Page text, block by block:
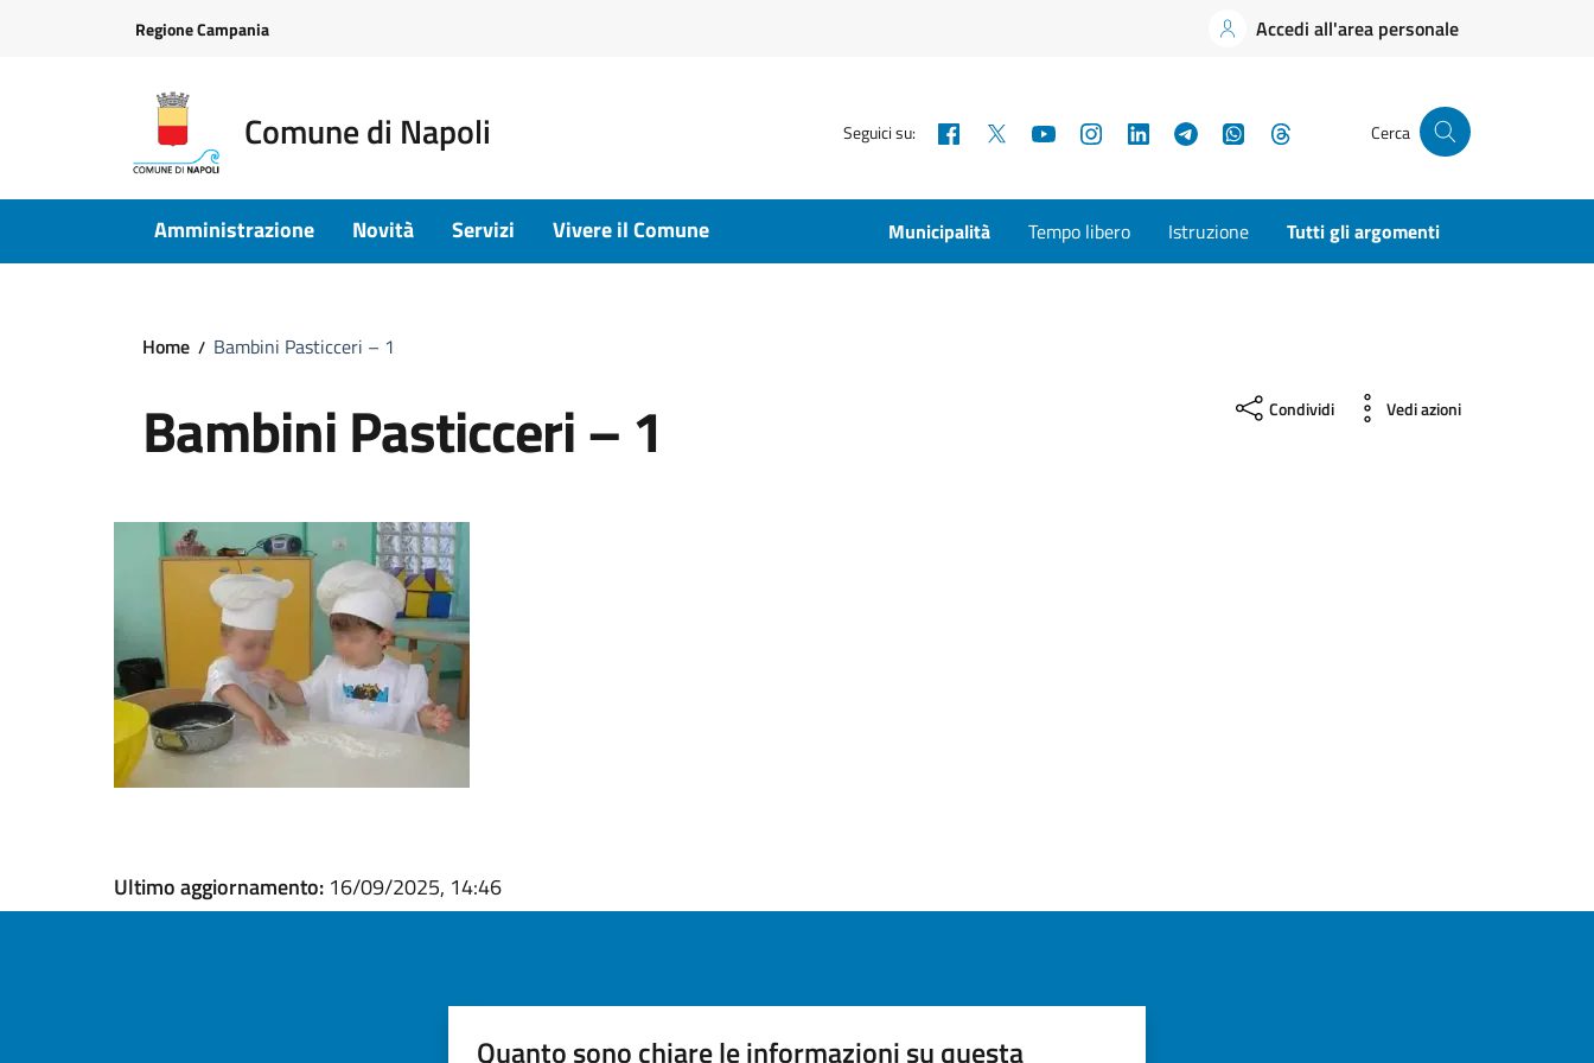
Regione Campania Accedi all'area personale
Comune di Napoli Seguici su: Facebook YouTubeInstagramLinkedInTelegramWhatsApp Cerca
Amministrazione Novità Servizi Vivere il Comune Municipalità Tempo libero Istruzione Tutti gli argomenti
Home Bambini Pasticceri – 1
Bambini Pasticceri – 1 Condividi Vedi azioni
Ultimo aggiornamento: 16/09/2025, 14:46
Quanto sono chiare le informazioni su questa